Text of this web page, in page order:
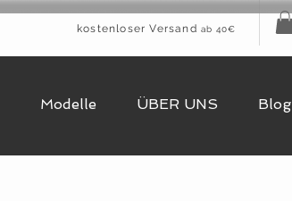
kostenloser Versand ab 40€
Modelle ÜBER UNS Blog